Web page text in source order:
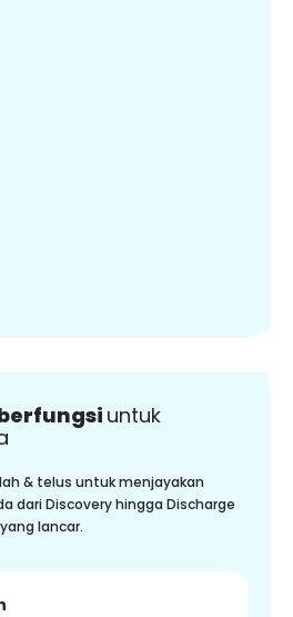
untuk
& telus untuk menjayakan
dari Discovery hingga Discharge
lancar.